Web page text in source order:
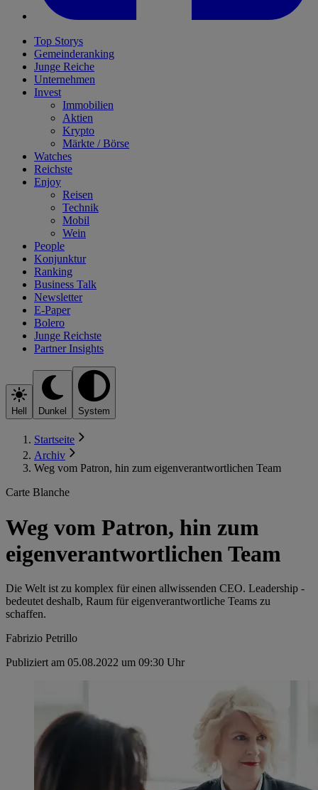
Top Storys
Gemeinderanking
Junge Reiche
Unternehmen
Invest
Immobilien
Aktien
Krypto
Märkte / Börse
Watches
Reichste
Enjoy
Reisen
Technik
Mobil
Wein
People
Konjunktur
Ranking
Business Talk
Newsletter
E-Paper
Bolero
Junge Reichste
Partner Insights
Hell Dunkel System
Startseite
Archiv
Weg vom Patron, hin zum eigenverantwortlichen Team
Carte Blanche
Weg vom Patron, hin zum
eigenverantwortlichen Team
Die Welt ist zu komplex für einen allwissenden CEO. Leadership ­
bedeutet deshalb, Raum für eigenverantwortliche Teams zu
schaffen.
Fabrizio Petrillo
Publiziert am 05.08.2022 um 09:30 Uhr